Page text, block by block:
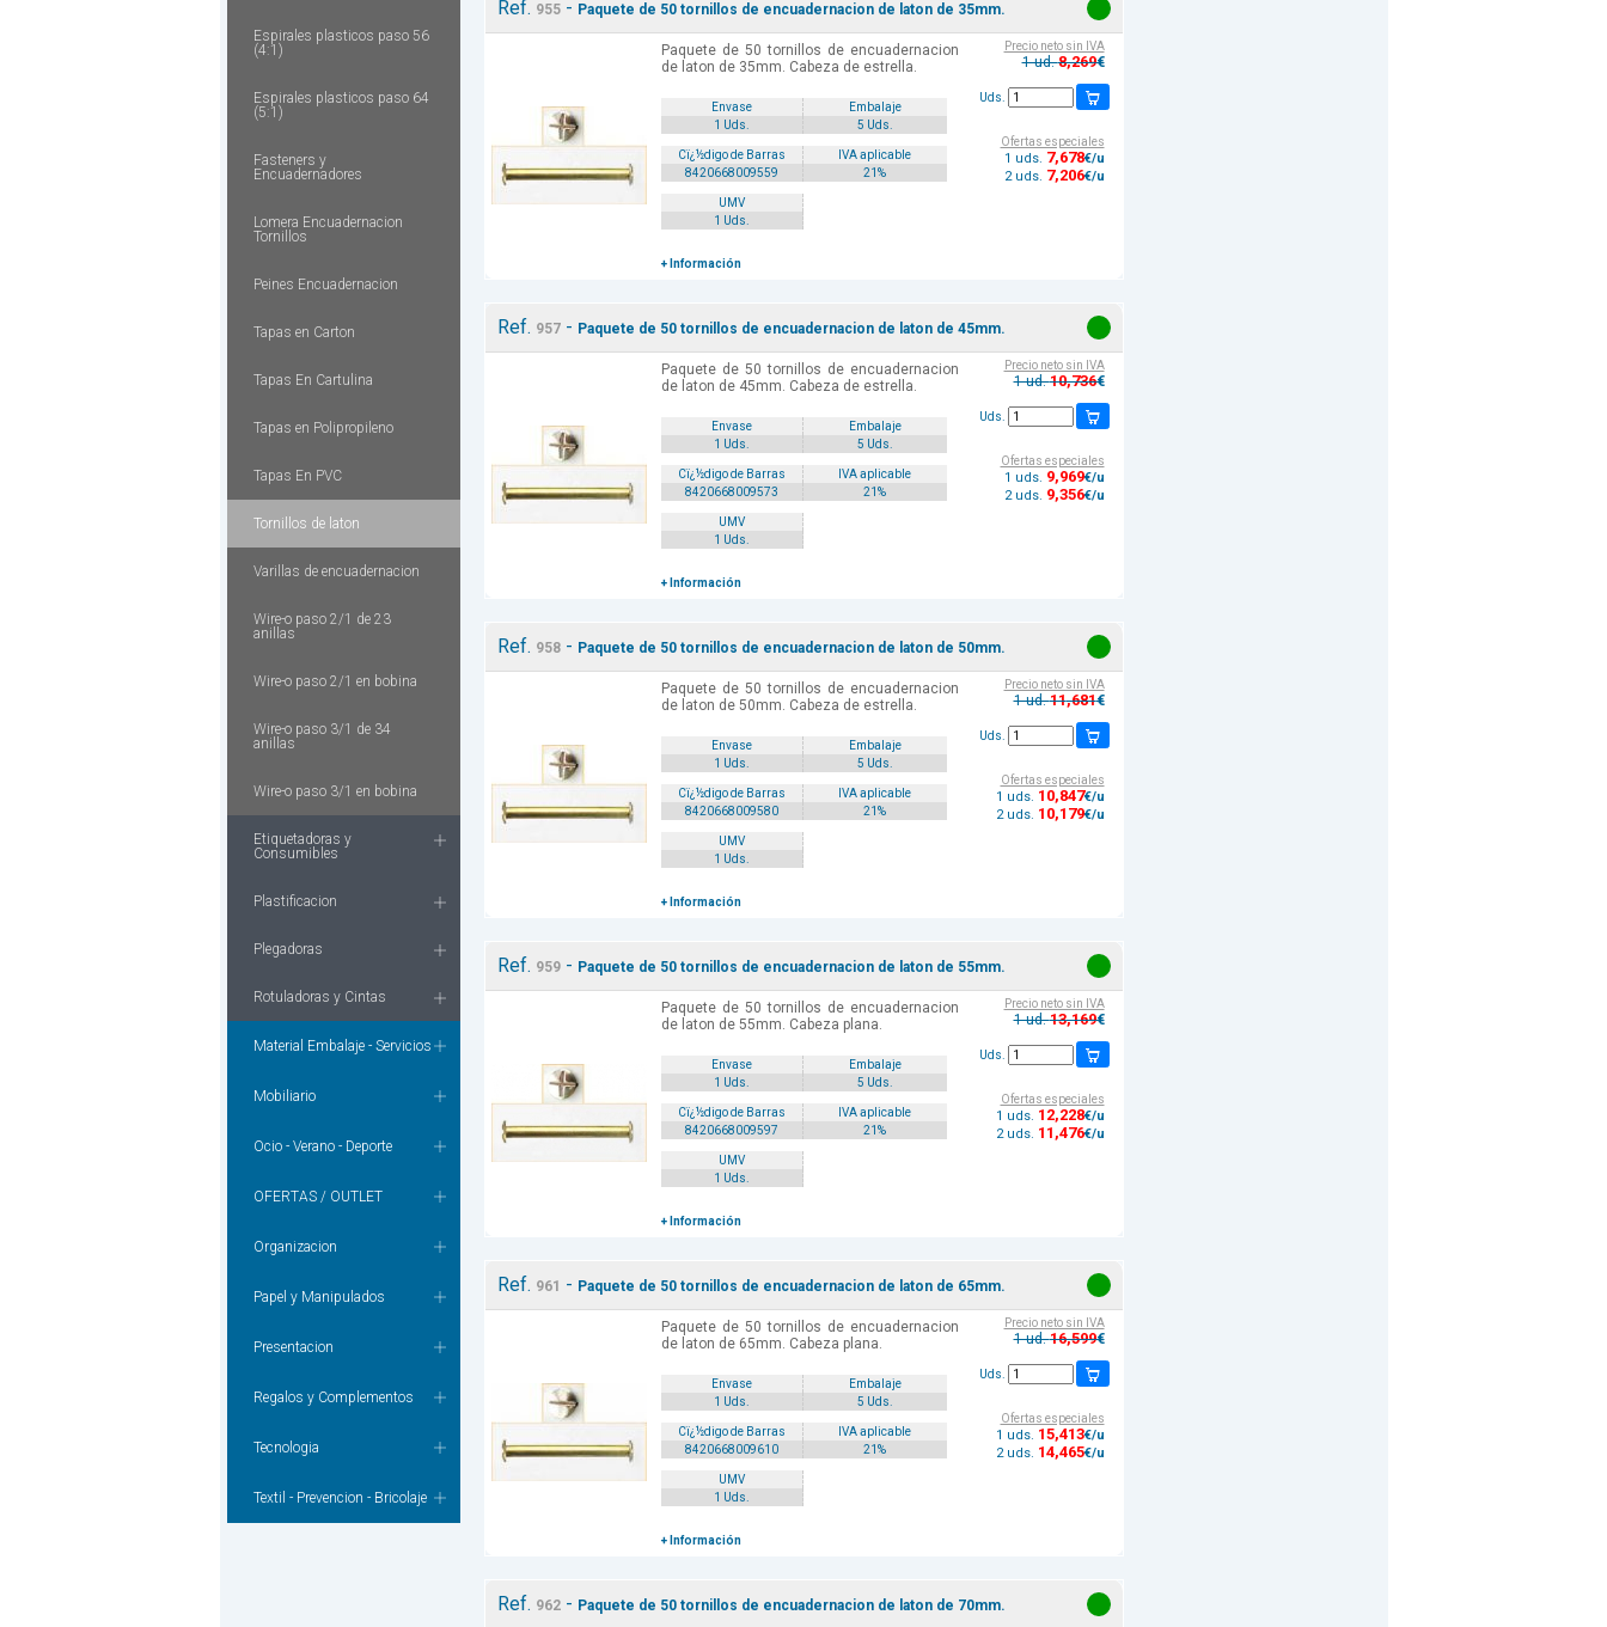
Espirales plasticos paso 56
(4:1)
Espirales plasticos paso 64
(5:1)
Fasteners y
Encuadernadores
Lomera Encuadernacion
Tornillos
Peines Encuadernacion
Tapas en Carton
Tapas En Cartulina
Tapas en Polipropileno
Tapas En PVC
Tornillos de laton
Varillas de encuadernacion
Wire-o paso 2/1 de 23
anillas
Wire-o paso 2/1 en bobina
Wire-o paso 3/1 de 34
anillas
Wire-o paso 3/1 en bobina
Etiquetadoras y
Consumibles
Plastificacion
Plegadoras
Rotuladoras y Cintas
Material Embalaje - Servicios
Mobiliario
Ocio - Verano - Deporte
OFERTAS / OUTLET
Organizacion
Papel y Manipulados
Presentacion
Regalos y Complementos
Tecnologia
Textil - Prevencion - Bricolaje
Ref. 955- Paquete de 50 tornillos de encuadernacion de laton de 35mm.
Paquete de 50 tornillos de encuadernacion
de laton de 35mm. Cabeza de estrella.
Envase
Embalaje
1 Uds.
5 Uds.
Cï¿½digo de Barras
IVA aplicable
8420668009559
21%
UMV
1 Uds.
+ Información
Precio neto sin IVA
1 ud.8,269€
Uds.
Ofertas especiales
1 uds. 7,678€/u
2 uds. 7,206€/u
Ref. 957- Paquete de 50 tornillos de encuadernacion de laton de 45mm.
Paquete de 50 tornillos de encuadernacion
de laton de 45mm. Cabeza de estrella.
Envase
Embalaje
1 Uds.
5 Uds.
Cï¿½digo de Barras
IVA aplicable
8420668009573
21%
UMV
1 Uds.
+ Información
Precio neto sin IVA
1 ud.10,736€
Uds.
Ofertas especiales
1 uds. 9,969€/u
2 uds. 9,356€/u
Ref. 958- Paquete de 50 tornillos de encuadernacion de laton de 50mm.
Paquete de 50 tornillos de encuadernacion
de laton de 50mm. Cabeza de estrella.
Envase
Embalaje
1 Uds.
5 Uds.
Cï¿½digo de Barras
IVA aplicable
8420668009580
21%
UMV
1 Uds.
+ Información
Precio neto sin IVA
1 ud.11,681€
Uds.
Ofertas especiales
1 uds. 10,847€/u
2 uds. 10,179€/u
Ref. 959- Paquete de 50 tornillos de encuadernacion de laton de 55mm.
Paquete de 50 tornillos de encuadernacion
de laton de 55mm. Cabeza plana.
Envase
Embalaje
1 Uds.
5 Uds.
Cï¿½digo de Barras
IVA aplicable
8420668009597
21%
UMV
1 Uds.
+ Información
Precio neto sin IVA
1 ud.13,169€
Uds.
Ofertas especiales
1 uds. 12,228€/u
2 uds. 11 ,476€/u
Ref. 961 - Paquete de 50 tornillos de encuadernacion de laton de 65mm.
Paquete de 50 tornillos de encuadernacion
de laton de 65mm. Cabeza plana.
Envase
Embalaje
1 Uds.
5 Uds.
Cï¿½digo de Barras
IVA aplicable
8420668009610
21%
UMV
1 Uds.
+ Información
Precio neto sin IVA
1 ud.16,599€
Uds.
Ofertas especiales
1 uds. 15,413€/u
2 uds. 14,465€/u
Ref. 962- Paquete de 50 tornillos de encuadernacion de laton de 70mm.